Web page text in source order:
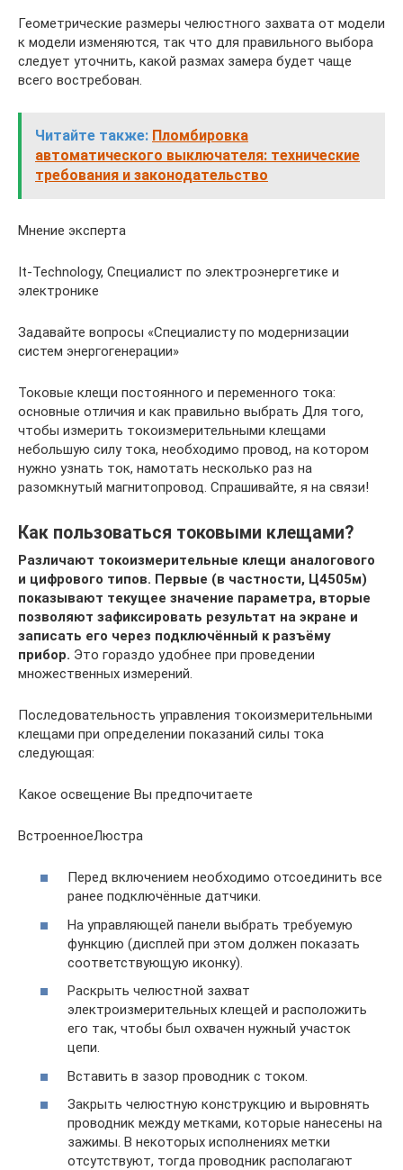
Геометрические размеры челюстного захвата от модели
к модели изменяются, так что для правильного выбора
следует уточнить, какой размах замера будет чаще
всего востребован.
Читайте также: Пломбировка
автоматического выключателя: технические
требования и законодательство
Мнение эксперта
It-Technology, Cпециалист по электроэнергетике и
электронике
Задавайте вопросы «Специалисту по модернизации
систем энергогенерации»
Токовые клещи постоянного и переменного тока:
основные отличия и как правильно выбрать Для того,
чтобы измерить токоизмерительными клещами
небольшую силу тока, необходимо провод, на котором
нужно узнать ток, намотать несколько раз на
разомкнутый магнитопровод. Спрашивайте, я на связи!
Как пользоваться токовыми клещами?
Различают токоизмерительные клещи аналогового
и цифрового типов. Первые (в частности, Ц4505м)
показывают текущее значение параметра, вторые
позволяют зафиксировать результат на экране и
записать его через подключённый к разъёму
прибор. Это гораздо удобнее при проведении
множественных измерений.
Последовательность управления токоизмерительными
клещами при определении показаний силы тока
следующая:
Какое освещение Вы предпочитаете
ВстроенноеЛюстра
Перед включением необходимо отсоединить все
ранее подключённые датчики.
На управляющей панели выбрать требуемую
функцию (дисплей при этом должен показать
соответствующую иконку).
Раскрыть челюстной захват
электроизмерительных клещей и расположить
его так, чтобы был охвачен нужный участок
цепи.
Вставить в зазор проводник с током.
Закрыть челюстную конструкцию и выровнять
проводник между метками, которые нанесены на
зажимы. В некоторых исполнениях метки
отсутствуют, тогда проводник располагают